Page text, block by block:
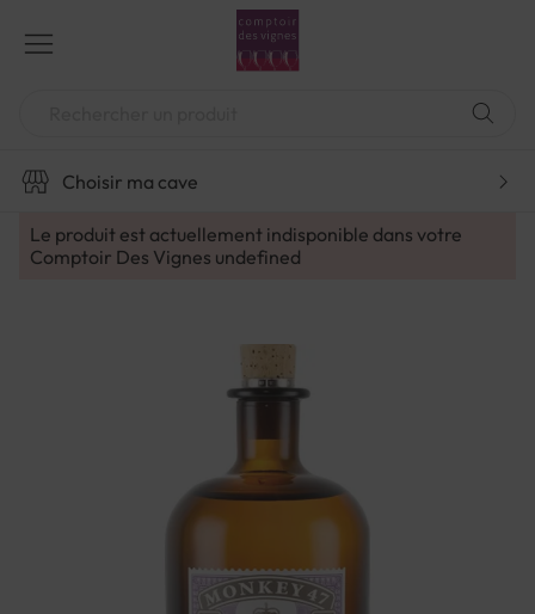
contenu
Choisir ma cave
Le produit est actuellement indisponible dans votre
Comptoir Des Vignes undefined